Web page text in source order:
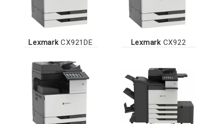
LexmarkCX921DE LexmarkCX922